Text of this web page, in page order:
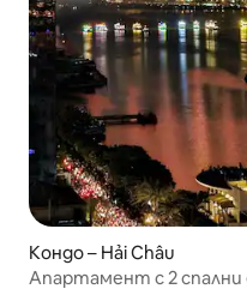
Кондо – Hải Châu
Апартамент с 2 спални